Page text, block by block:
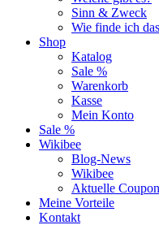
Sinn & Zweck
Wie finde ich
Shop
Katalog
Sale %
Warenkorb
Kasse
Mein Konto
Sale %
Wikibee
Blog-News
Wikibee
Aktuelle
Meine Vorteile
Kontakt